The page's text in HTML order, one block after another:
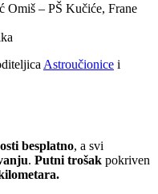
Omiš – PŠ Kučiće, Frane
Astroučionice i
besplatno, a svi
. Putni trošak pokriven